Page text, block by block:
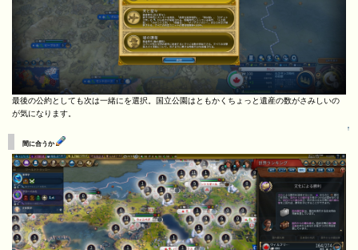
最後の公約としても次は一緒にを選択。国立公園はともかくちょっと遺産の数がさみしいの
が気になります。
↑
間に合うか